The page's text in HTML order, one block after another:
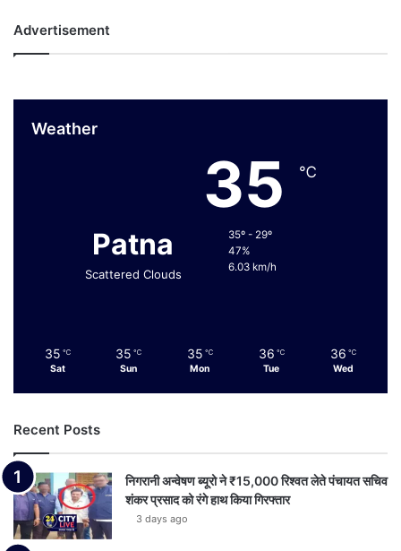
Advertisement
Weather
Patna
Scattered Clouds
35 ℃
35º - 29º
47%
6.03 km/h
35 ℃
Sat
35 ℃
Sun
35 ℃
Mon
36 ℃
Tue
36 ℃
Wed
Recent Posts
निगरानी अन्वेषण ब्यूरो ने ₹15,000 रिश्वत लेते पंचायत सचिव
शंकर प्रसाद को रंगे हाथ किया गिरफ्तार
3 days ago